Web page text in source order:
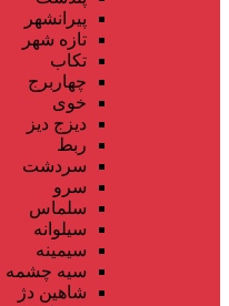
پیرانشهر
تازه شهر
تکاب
چهاربرج
خوی
دیزج دیز
ربط
سردشت
سرو
سلماس
سیلوانه
سیمینه
سیه چشمه
شاهین دژ